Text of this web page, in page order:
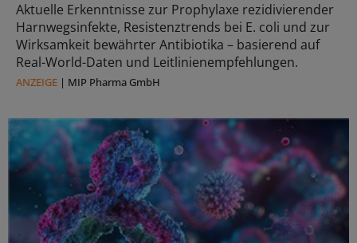
Aktuelle Erkenntnisse zur Prophylaxe rezidivierender
Harnwegsinfekte, Resistenztrends bei E. coli und zur
Wirksamkeit bewährter Antibiotika – basierend auf
Real-World-Daten und Leitlinienempfehlungen.
ANZEIGE | MIP Pharma GmbH